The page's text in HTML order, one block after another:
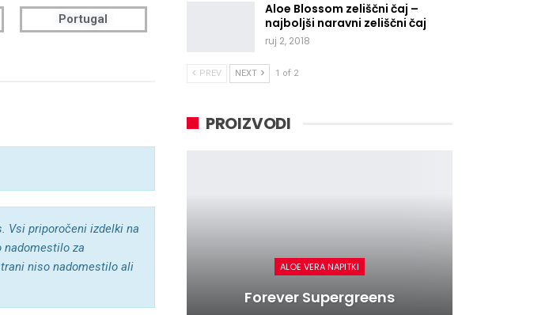
Portugal
Vsi priporočeni izdelki na
nadomestilo za
niso nadomestilo ali
Aloe Blossom zeliščni čaj –
najboljši naravni zeliščni čaj
ruj 2, 2018
PREV NEXT 1 of 2
PROIZVODI
ALOE VERA NAPITKI
Forever Supergreens